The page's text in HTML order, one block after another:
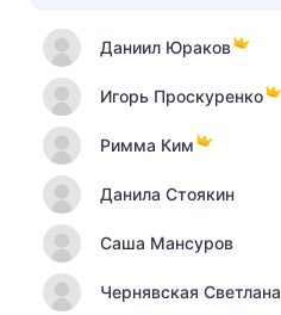
Даниил Юраков
Игорь Проскуренко
Римма Ким
Данила Стоякин
Саша Мансуров
Чернявская Светлана